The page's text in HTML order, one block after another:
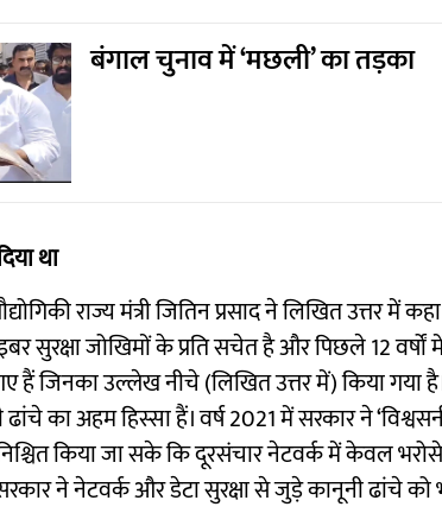
बंगाल चुनाव में ‘मछली’ का तड़का
था
राज्य मंत्री जितिन प्रसाद ने लिखित उत्तर में
सुरक्षा जोखिमों के प्रति सचेत है और पिछले 12
जिनका उल्लेख नीचे (लिखित उत्तर में) किया गया
का अहम हिस्सा हैं। वर्ष 2021 में सरकार ने ‘विश्वसनीय
किया जा सके कि दूरसंचार नेटवर्क में केवल
ने नेटवर्क और डेटा सुरक्षा से जुड़े कानूनी ढांचे